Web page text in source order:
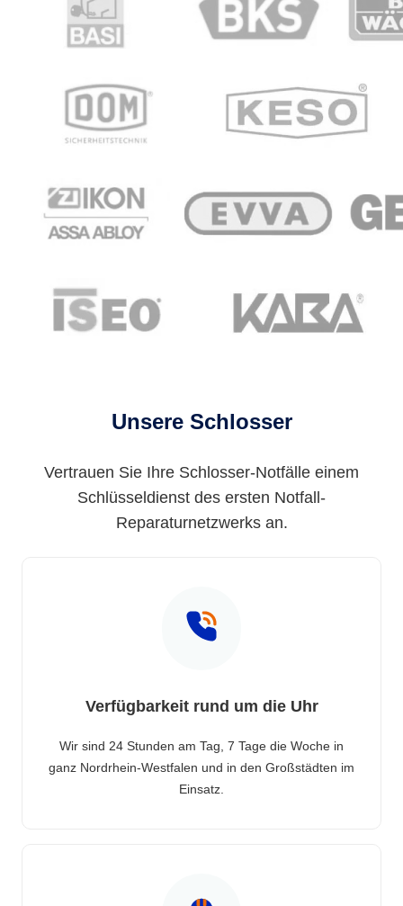
Unsere Schlosser
Vertrauen Sie Ihre Schlosser-Notfälle einem
Schlüsseldienst des ersten Notfall-
Reparaturnetzwerks an.
Verfügbarkeit rund um die Uhr
Wir sind 24 Stunden am Tag, 7 Tage die Woche in
ganz Nordrhein-Westfalen und in den Großstädten im
Einsatz.